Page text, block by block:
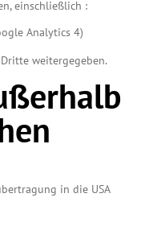
einschließlich :
Analytics 4)
weitergegeben.
in die USA